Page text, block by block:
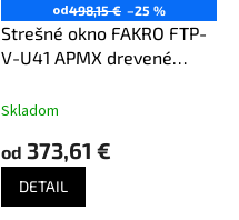
od498,15 € –25 %
Strešné okno FAKRO FTP-
V-U41 APMX drevené
Skladom
od 373,61 €
DETAIL